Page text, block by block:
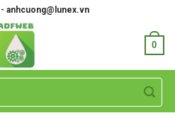
anhcuong@lunex.vn
0